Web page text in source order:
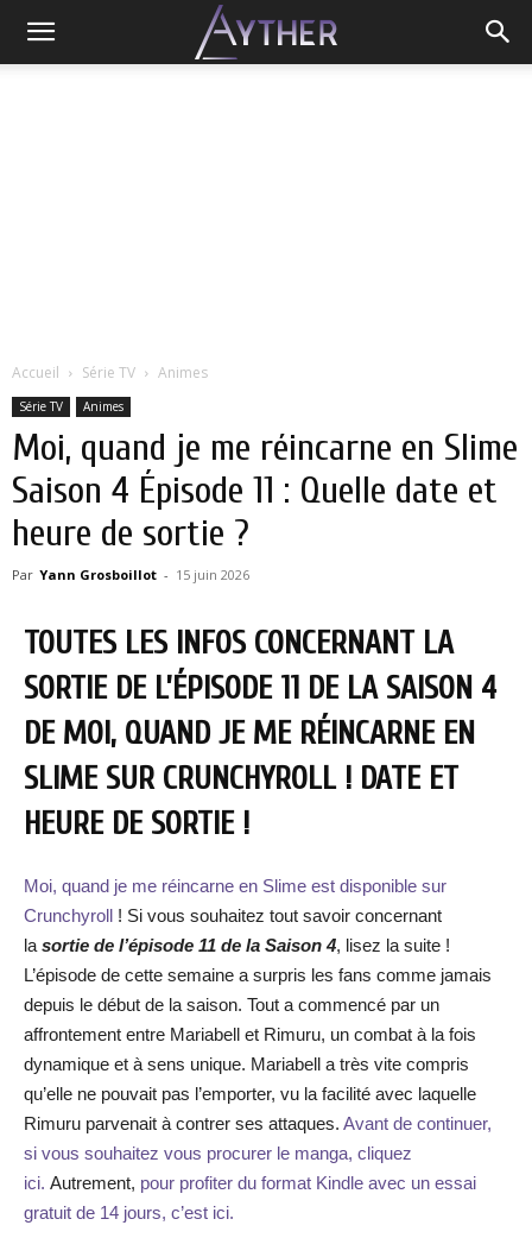
Accueil Série TV Animes
Série TV Animes
Moi, quand je me réincarne en Slime
Saison 4 Épisode 11 : Quelle date et
heure de sortie ?
Par Yann Grosboillot - 15 juin 2026
TOUTES LES INFOS CONCERNANT LA
SORTIE DE L’ÉPISODE 11 DE LA SAISON 4
DE MOI, QUAND JE ME RÉINCARNE EN
SLIME SUR CRUNCHYROLL ! DATE ET
HEURE DE SORTIE !
Moi, quand je me réincarne en Slime est disponible sur
Crunchyroll ! Si vous souhaitez tout savoir concernant
la sortie de l’épisode 11 de la Saison 4, lisez la suite !
L’épisode de cette semaine a surpris les fans comme jamais
depuis le début de la saison. Tout a commencé par un
affrontement entre Mariabell et Rimuru, un combat à la fois
dynamique et à sens unique. Mariabell a très vite compris
qu’elle ne pouvait pas l’emporter, vu la facilité avec laquelle
Rimuru parvenait à contrer ses attaques. Avant de continuer,
si vous souhaitez vous procurer le manga, cliquez
ici. Autrement, pour profiter du format Kindle avec un essai
gratuit de 14 jours, c’est ici.